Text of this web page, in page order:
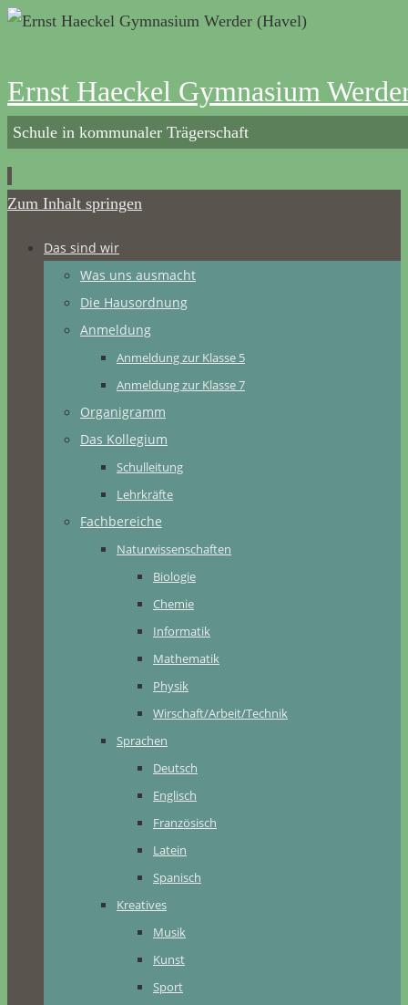
Ernst Haeckel Gymnasium
Schule in kommunaler Trägerschaft
Zum Inhalt springen
Das sind wir
Was uns ausmacht
Die Hausordnung
Anmeldung
Anmeldung zur Klasse 5
Anmeldung zur Klasse 7
Organigramm
Das Kollegium
Schulleitung
Lehrkräfte
Fachbereiche
Naturwissenschaften
Biologie
Chemie
Informatik
Mathematik
Physik
Wirschaft/Arbeit/Technik
Sprachen
Deutsch
Englisch
Französisch
Latein
Spanisch
Kreatives
Musik
Kunst
Sport